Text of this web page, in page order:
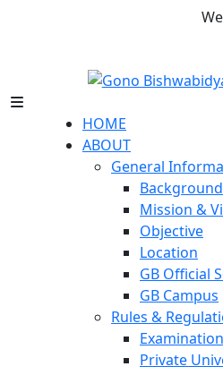
HOME
ABOUT
General
Background
Mission &
Objective
Location
GB Official
GB Campus
Rules &
Private